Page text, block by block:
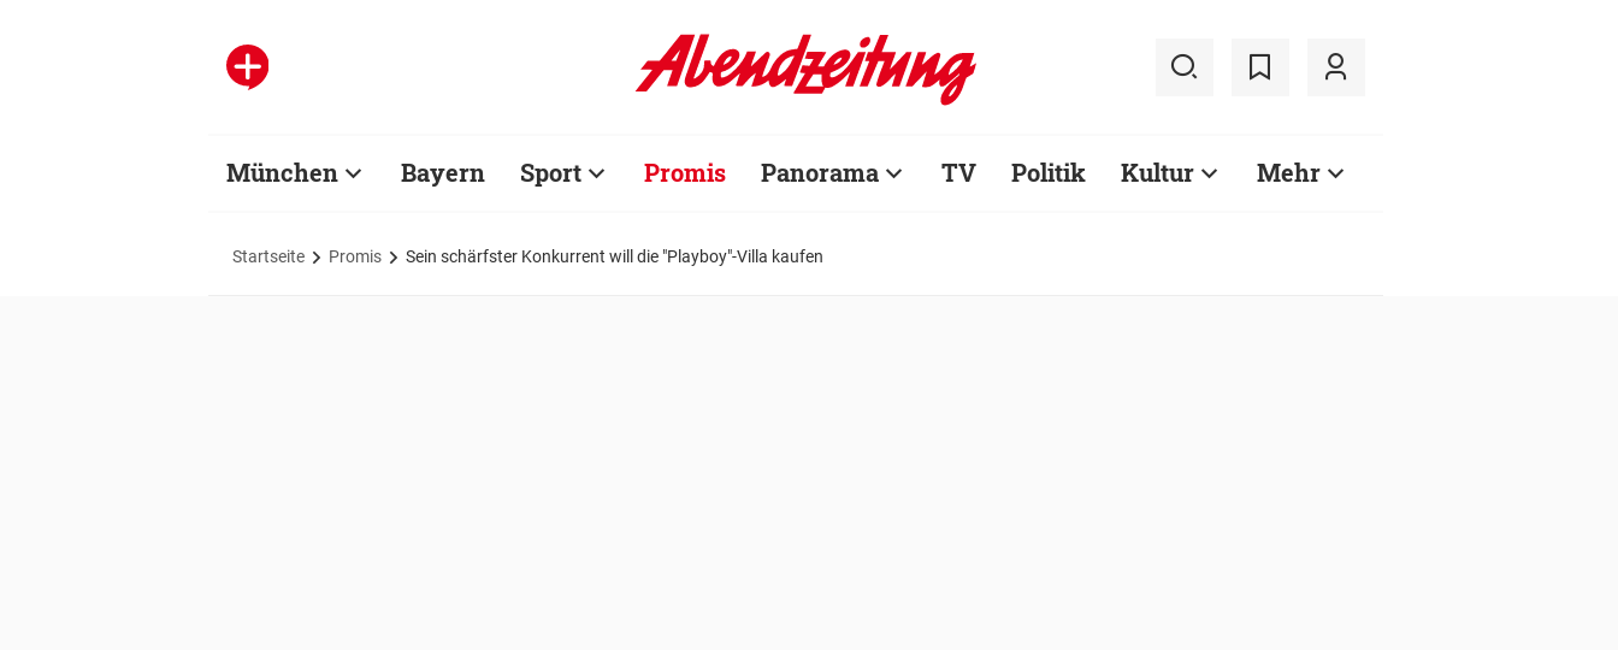
München Bayern Sport Promis Panorama TV Politik Kultur Mehr
Startseite Promis Sein schärfster Konkurrent will die "Playboy"-Villa kaufen